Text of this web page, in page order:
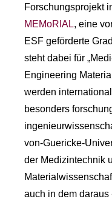
Forschungsprojekt
MEMoRIAL, eine
ESF geförderte
steht dabei für
Engineering
werden
besonders
von-Guericke-
der Medizintechnik
auch in dem